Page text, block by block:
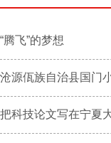
“腾飞”的梦想
沧源佤族自治县国门
把科技论文写在宁夏